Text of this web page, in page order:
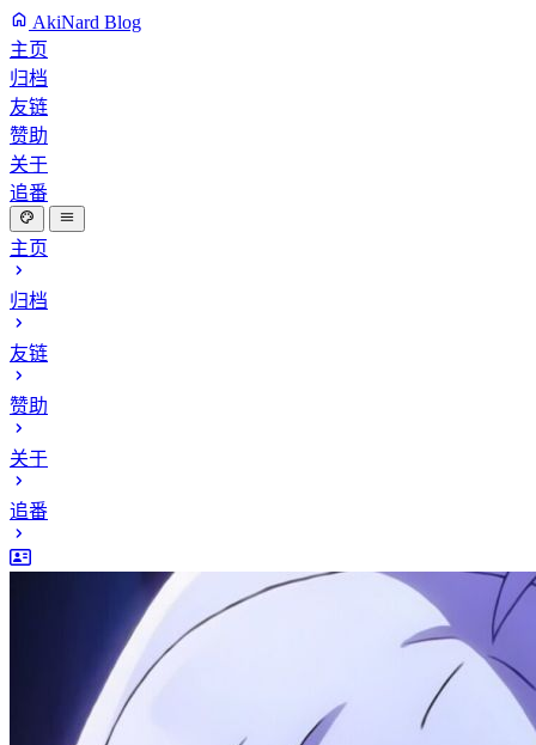
AkiNard Blog
主页
归档
友链
赞助
关于
追番
主页
归档
友链
赞助
关于
追番